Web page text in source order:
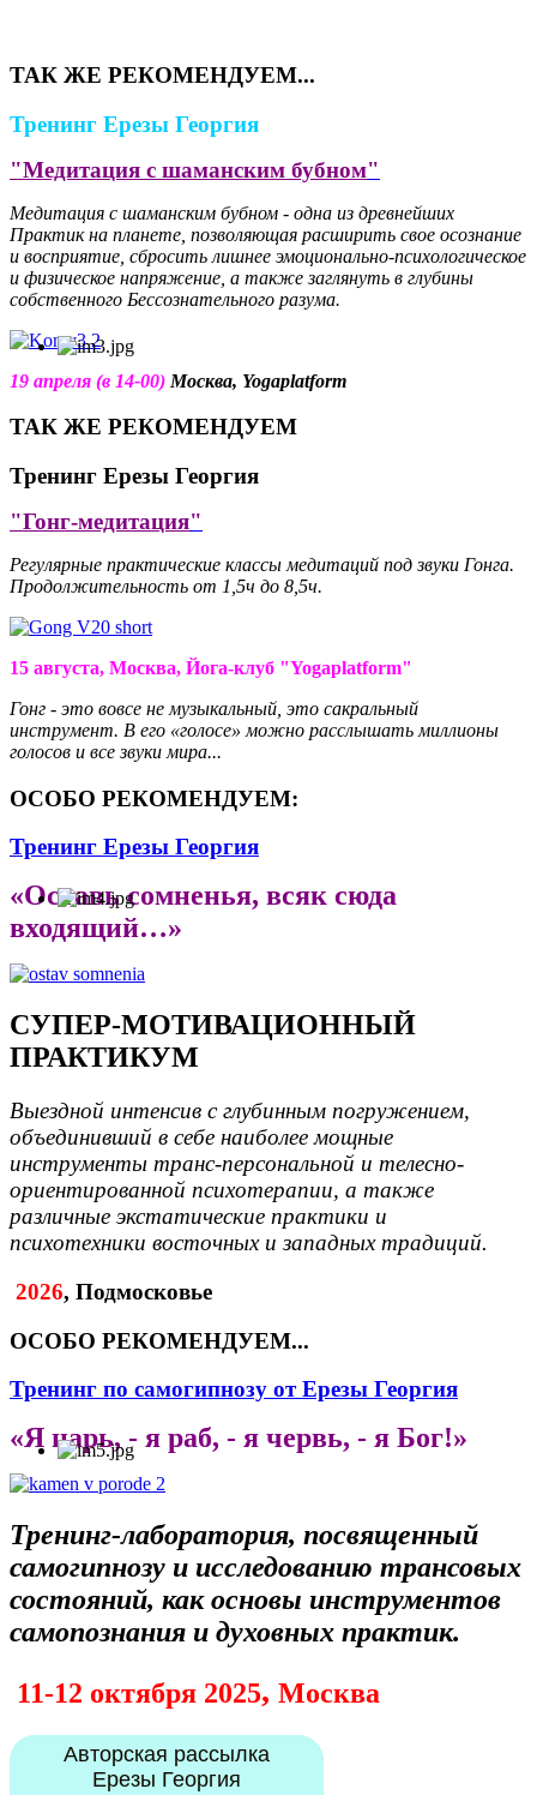
ТАК ЖЕ РЕКОМЕНДУЕМ...
Тренинг Ерезы Георгия
"Медитация с шаманским бубном"
Медитация с шаманским бубном - одна из древнейших
Практик на планете, позволяющая расширить свое осознание
и восприятие, сбросить лишнее эмоционально-психологическое
и физическое напряжение, а также заглянуть в глубины
собственного Бессознательного разума.
19 апреля (в 14-00) Москва, Yogaplatform
ТАК ЖЕ РЕКОМЕНДУЕМ
Тренинг Ерезы Георгия
"Гонг-медитация"
Регулярные практические классы медитаций под звуки Гонга.
Продолжительность от 1,5ч до 8,5ч.
15 августа, Москва, Йога-клуб "Yogaplatform"
Гонг - это вовсе не музыкальный, это сакральный
инструмент. В его «голосе» можно расслышать миллионы
голосов и все звуки мира...
ОСОБО РЕКОМЕНДУЕМ:
Тренинг Ерезы Георгия
«Оставь сомненья, всяк сюда
входящий…»
СУПЕР-МОТИВАЦИОННЫЙ
ПРАКТИКУМ
Выездной интенсив с глубинным погружением,
объединивший в себе наиболее мощные
инструменты транс-персональной и телесно-
ориентированной психотерапии, а также
различные экстатические практики и
психотехники восточных и западных традиций.
2026, Подмосковье
ОСОБО РЕКОМЕНДУЕМ...
Тренинг по самогипнозу от Ерезы Георгия
«Я царь, - я раб, - я червь, - я Бог!»
Тренинг-лаборатория, посвященный
самогипнозу и исследованию трансовых
состояний, как основы инструментов
самопознания и духовных практик.
11-12 октября 2025, Москва
Авторская рассылка
Ерезы Георгия